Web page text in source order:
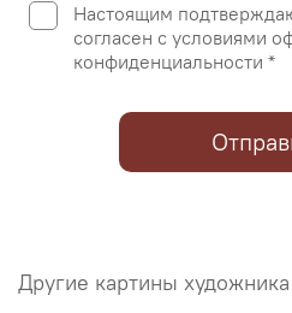
Настоящим
согласен с условиями
конфиденциальности *
Другие картины художника